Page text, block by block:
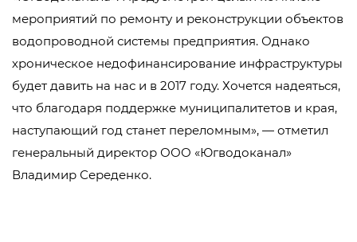
мероприятий по ремонту и реконструкции объектов
водопроводной системы предприятия. Однако
хроническое недофинансирование инфраструктуры
будет давить на нас и в 2017 году. Хочется надеяться,
что благодаря поддержке муниципалитетов и края,
наступающий год станет переломным», — отметил
генеральный директор ООО «Югводоканал»
Владимир Середенко.